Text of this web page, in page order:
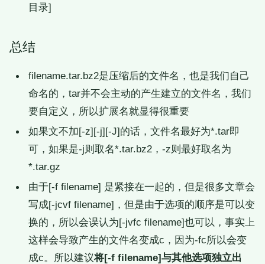
目录]
总结
filename.tar.bz2是压缩后的文件名，也是我们自己
命名的，tar并不会主动的产生建立的文件名，我们
要自定义，所以扩展名就显得很重要
如果文不加[-z][-j][-J]的话，文件名最好为*.tar即
可，如果是-j则取名*.tar.bz2，-z则最好取名为
*.tar.gz
由于[-f filename] 是紧接在一起的，但是很多文章会
写成[-jcvf filename]，但是由于选项的顺序是可以变
换的，所以会误认为[-jvfc filename]也可以，事实上
这样会导致产生的文件名变成c，因为-fc所以会变
成c。所以建议将[-f filename]与其他选项独立出